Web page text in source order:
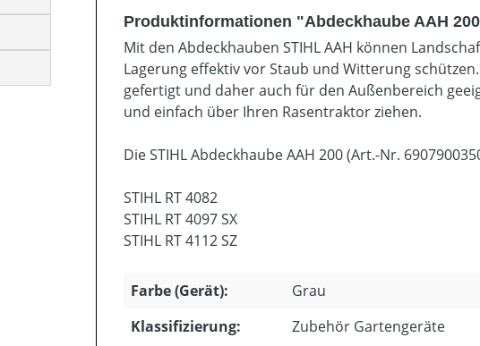
Produktinformationen "Abdeckhaube AAH
Mit den Abdeckhauben STIHL AAH können
Lagerung effektiv vor Staub und Witterung
gefertigt und daher auch für den Außenbereich
und einfach über Ihren Rasentraktor ziehen.
Die STIHL Abdeckhaube AAH 200 (Art.-Nr.
STIHL RT 4082
STIHL RT 4097 SX
STIHL RT 4112 SZ
Farbe (Gerät):
Grau
Klassifizierung:
Zubehör Gartengeräte